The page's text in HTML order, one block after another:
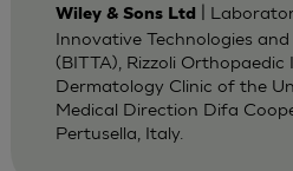
Wiley & Sons Ltd
|
Innovative Technologies
(BITTA), Rizzoli Orthopaedic
Dermatology Clinic of the
Medical Direction Difa
Pertusella, Italy.